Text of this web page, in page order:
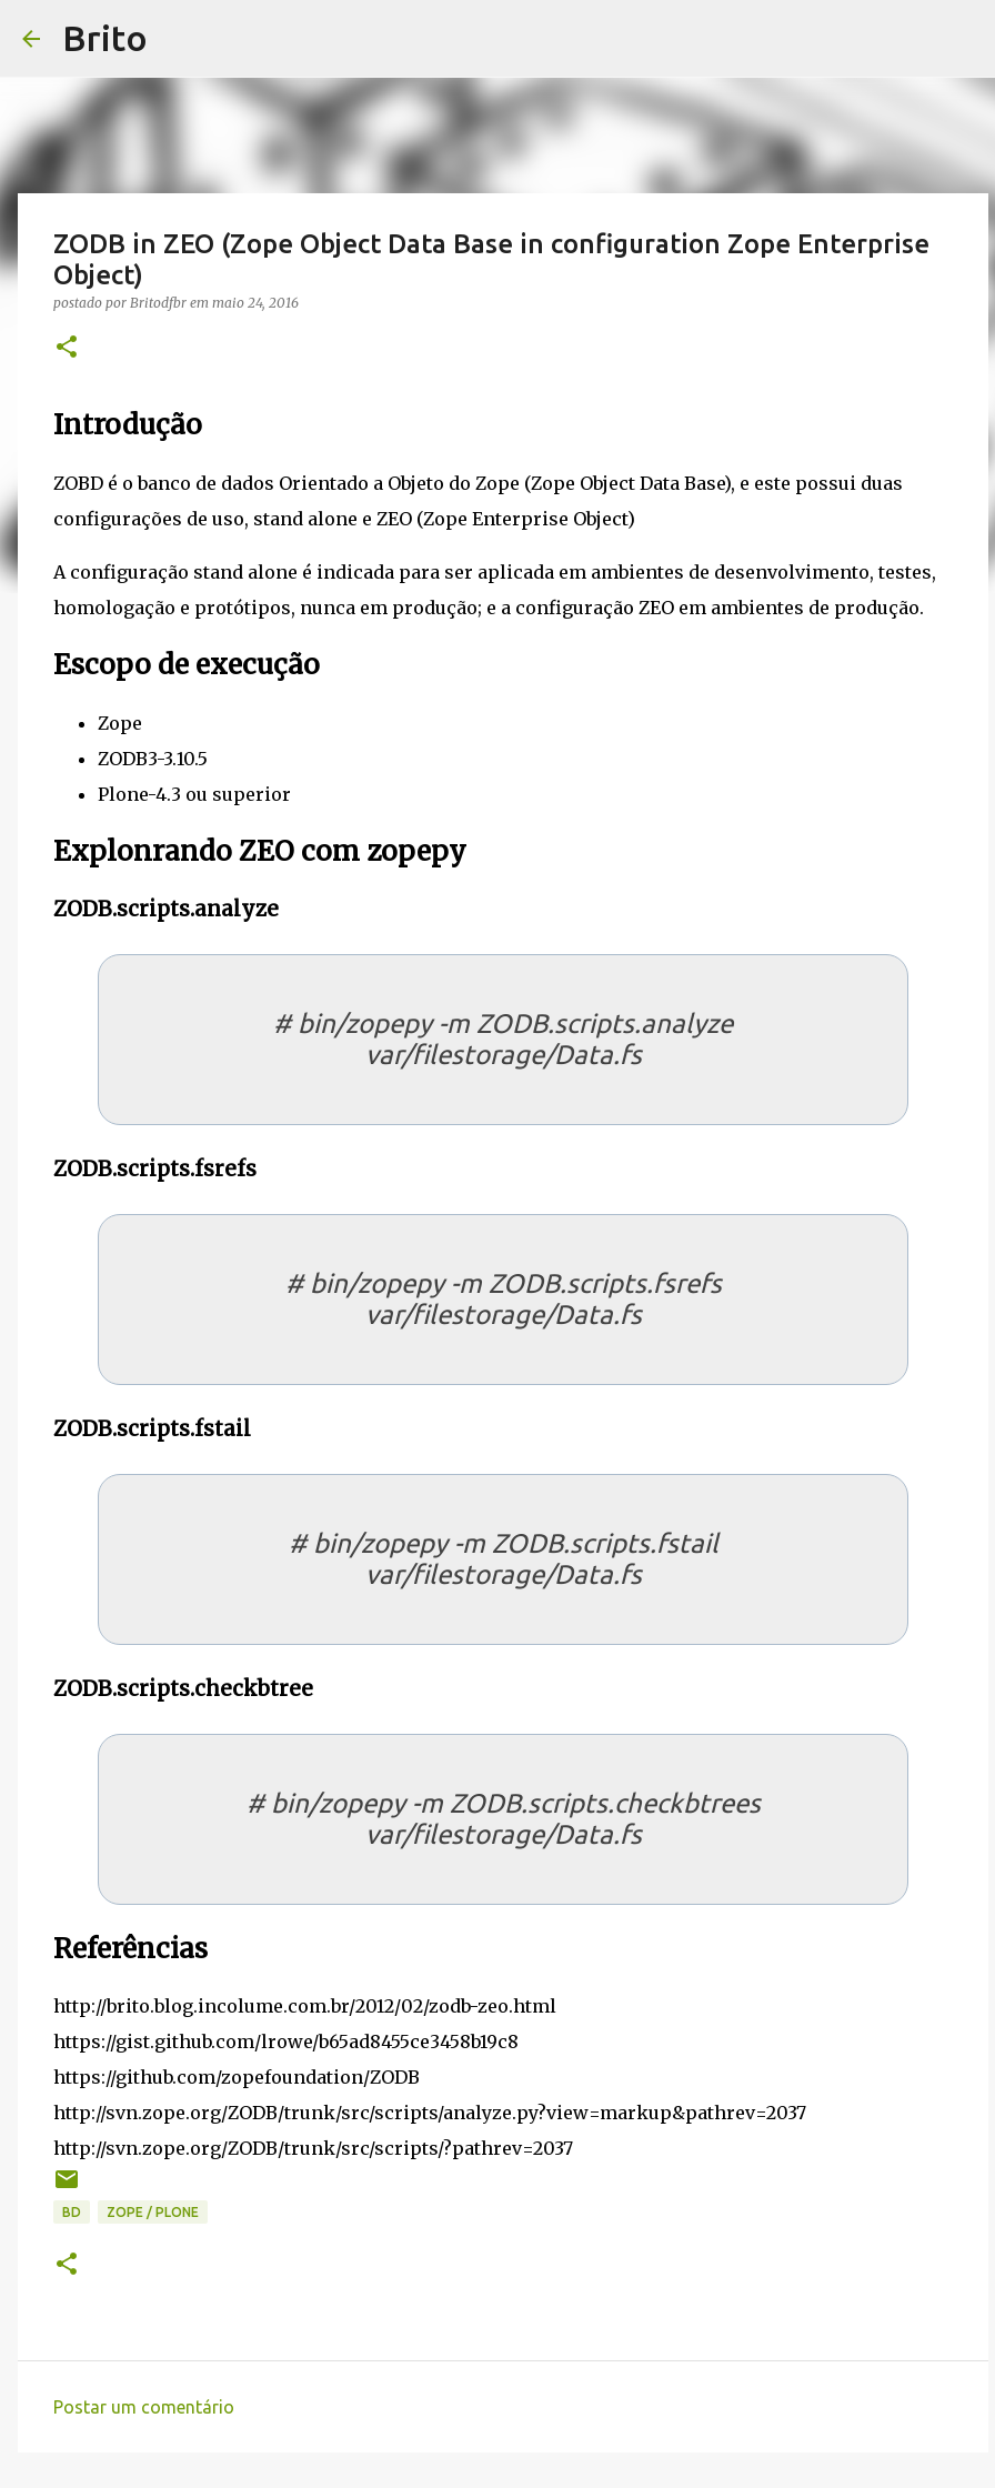
Brito
ZODB in ZEO (Zope Object Data Base in configuration Zope Enterprise
Object)
postado por Britodfbr em maio 24, 2016
Introdução
ZOBD é o banco de dados Orientado a Objeto do Zope (Zope Object Data Base), e este possui duas
configurações de uso, stand alone e ZEO (Zope Enterprise Object)
A configuração stand alone é indicada para ser aplicada em ambientes de desenvolvimento, testes,
homologação e protótipos, nunca em produção; e a configuração ZEO em ambientes de produção.
Escopo de execução
Zope
ZODB3-3.10.5
Plone-4.3 ou superior
Explonrando ZEO com zopepy
ZODB.scripts.analyze
# bin/zopepy -m ZODB.scripts.analyze
var/filestorage/Data.fs
ZODB.scripts.fsrefs
# bin/zopepy -m ZODB.scripts.fsrefs
var/filestorage/Data.fs
ZODB.scripts.fstail
# bin/zopepy -m ZODB.scripts.fstail
var/filestorage/Data.fs
ZODB.scripts.checkbtree
# bin/zopepy -m ZODB.scripts.checkbtrees
var/filestorage/Data.fs
Referências
http://brito.blog.incolume.com.br/2012/02/zodb-zeo.html
https://gist.github.com/lrowe/b65ad8455ce3458b19c8
https://github.com/zopefoundation/ZODB
http://svn.zope.org/ZODB/trunk/src/scripts/analyze.py?view=markup&pathrev=2037
http://svn.zope.org/ZODB/trunk/src/scripts/?pathrev=2037
BD ZOPE / PLONE
Postar um comentário